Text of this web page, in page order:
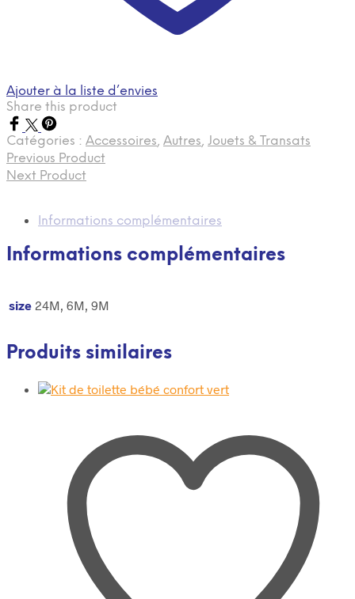
Ajouter à la liste d’envies
Share this product
Catégories : Accessoires, Autres, Jouets & Transats
Previous Product
Next Product
Informations complémentaires
Informations complémentaires
size 24M, 6M, 9M
Produits similaires